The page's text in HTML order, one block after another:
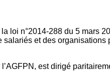
loi n°2014-288 du 5 mars
et des
est dirigé